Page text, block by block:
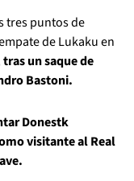
tres puntos de
de Lukaku en
un saque de
Bastoni.
Donestk
visitante al Real